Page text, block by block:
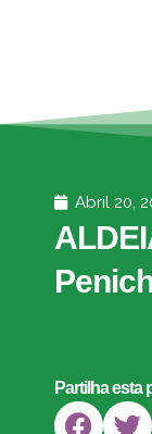
Abril 20,
Partilha esta